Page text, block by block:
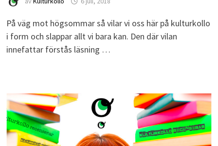
På väg mot högsommar så vilar vi oss här på kulturkollo
i form och slappar allt vi bara kan. Den där vilan
innefattar förstås läsning …